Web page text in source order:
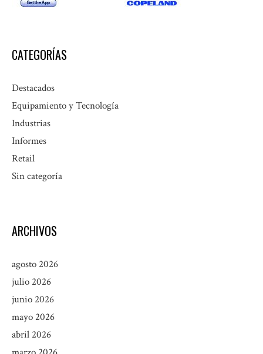
CATEGORÍAS
Destacados
Equipamiento y Tecnología
Industrias
Informes
Retail
Sin categoría
ARCHIVOS
agosto 2026
julio 2026
junio 2026
mayo 2026
abril 2026